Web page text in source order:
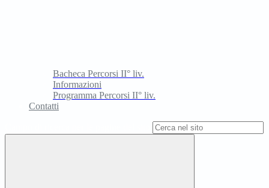
Bacheca Percorsi II° liv.
Informazioni
Programma Percorsi II° liv.
Contatti